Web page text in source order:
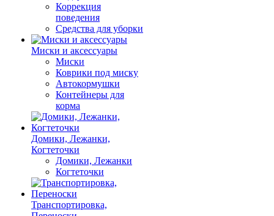
Коррекция
поведения
Средства для уборки
Миски и аксессуары
Миски
Коврики под миску
Автокормушки
Контейнеры для
корма
Домики, Лежанки,
Когтеточки
Домики, Лежанки
Когтеточки
Транспортировка,